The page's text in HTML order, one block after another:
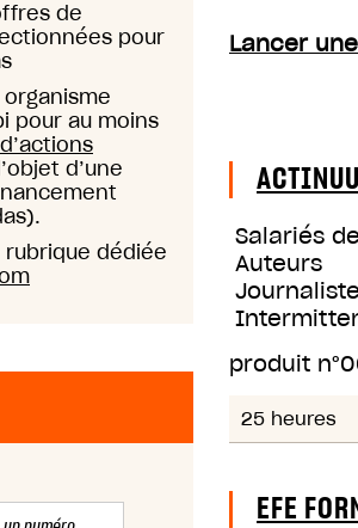
de
pour
pour au moins
d’une
dédiée
Lancer
Salariés
Auteurs
produit n°
25 heures
EFE